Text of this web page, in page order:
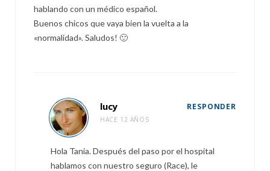
hablando con un médico español.
Buenos chicos que vaya bien la vuelta a la
«normalidad». Saludos! 🙂
lucy
HACE 12 AÑOS
RESPONDER
Hola Tania. Después del paso por el hospital
hablamos con nuestro seguro (Race), le